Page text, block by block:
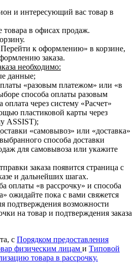
и интересующий вас товар в
товара в офисах продаж.
к оформлению» в корзине,
заказа.
необходимо:
данные;
«разовым платежом» или «в
способа оплаты разовым
через систему «Расчет»
пластиковой карты через
ASSIST);
«самовывоз» или «доставка»
способа доставки
для самовывоза или укажите
заказа появится страница с
и дальнейших шагах.
оплаты «в рассрочку» и способа
ожидайте пока с вами свяжется
подтверждения возможности
на товар и подтверждения заказа
с Порядком предоставления
физическим лицам и Типовой
товара в рассрочку.